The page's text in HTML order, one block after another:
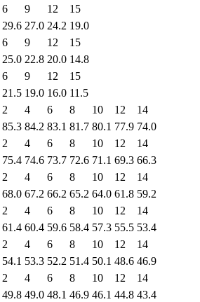
6 9 12
15
29.6 27.0 24.2 19.0
6 9 12
15
25.0 22.8 20.0 14.8
6 9 12
15
21.5 19.0 16.0 11.5
2 4 6 8 10 12
14
85.3 84.2 83.1 81.7 80.1 77.9 74.0
2 4 6 8 10 12
14
75.4 74.6 73.7 72.6 71.1 69.3 66.3
2 4 6 8 10 12
14
68.0 67.2 66.2 65.2 64.0 61.8 59.2
2 4 6 8 10 12
14
61.4 60.4 59.6 58.4 57.3 55.5 53.4
2 4 6 8 10 12
14
54.1 53.3 52.2 51.4 50.1 48.6 46.9
2 4 6 8 10 12
14
49.8 49.0 48.1 46.9 46.1 44.8 43.4